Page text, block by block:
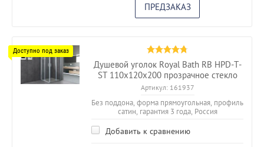
ПРЕДЗАКАЗ
Душевой уголок Royal Bath RB HPD-T-
ST 110х120х200 прозрачное стекло
Артикул:161937
Без поддона, форма прямоугольная, профиль
сатин, гарантия 3 года, Россия
Добавить к сравнению